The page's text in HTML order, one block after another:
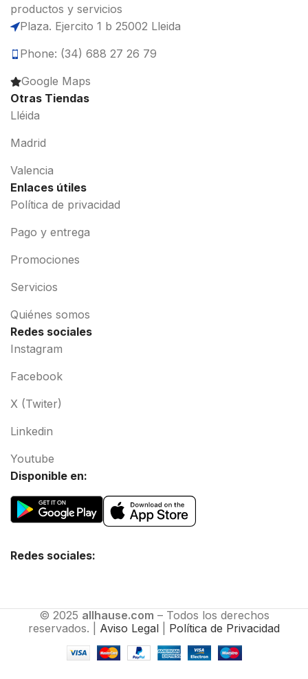
productos y servicios
Plaza. Ejercito 1 b 25002 Lleida
Phone: (34) 688 27 26 79
Google Maps
Otras Tiendas
Lléida
Madrid
Valencia
Enlaces útiles
Política de privacidad
Pago y entrega
Promociones
Servicios
Quiénes somos
Redes sociales
Instagram
Facebook
X (Twiter)
Linkedin
Youtube
Disponible en:
Redes sociales:
© 2025 allhause.com – Todos los derechos
reservados. | Aviso Legal Política de Privacidad